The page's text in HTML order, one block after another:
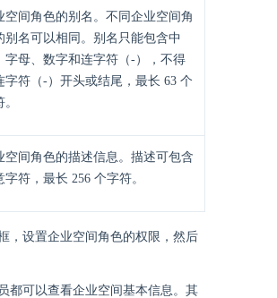
空间角色的别名。不同企业空间角
别名可以相同。别名只能包含中
字母、数字和连字符（-），不得
字符（-）开头或结尾，最长 63 个
空间角色的描述信息。描述可包含
字符，最长 256 个字符。
，设置企业空间角色的权限，然后
都可以查看企业空间基本信息。其